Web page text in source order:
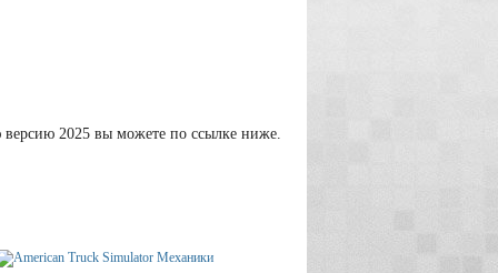
версию 2025 вы можете по ссылке ниже.